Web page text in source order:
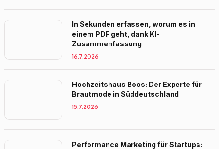
In Sekunden erfassen, worum es in
einem PDF geht, dank KI-
Zusammenfassung
16.7.2026
Hochzeitshaus Boos: Der Experte für
Brautmode in Süddeutschland
15.7.2026
Performance Marketing für Startups: